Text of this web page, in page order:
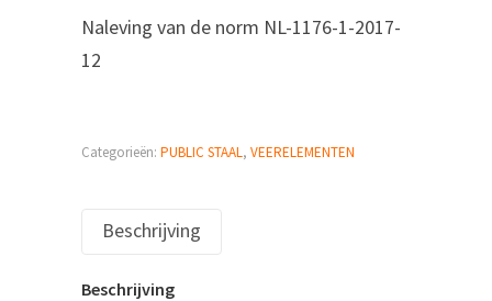
‎Naleving van de norm‎ ‎NL-1176‎-1-2017-
12
Categorieën: PUBLIC STAAL, VEERELEMENTEN
Beschrijving
Beschrijving